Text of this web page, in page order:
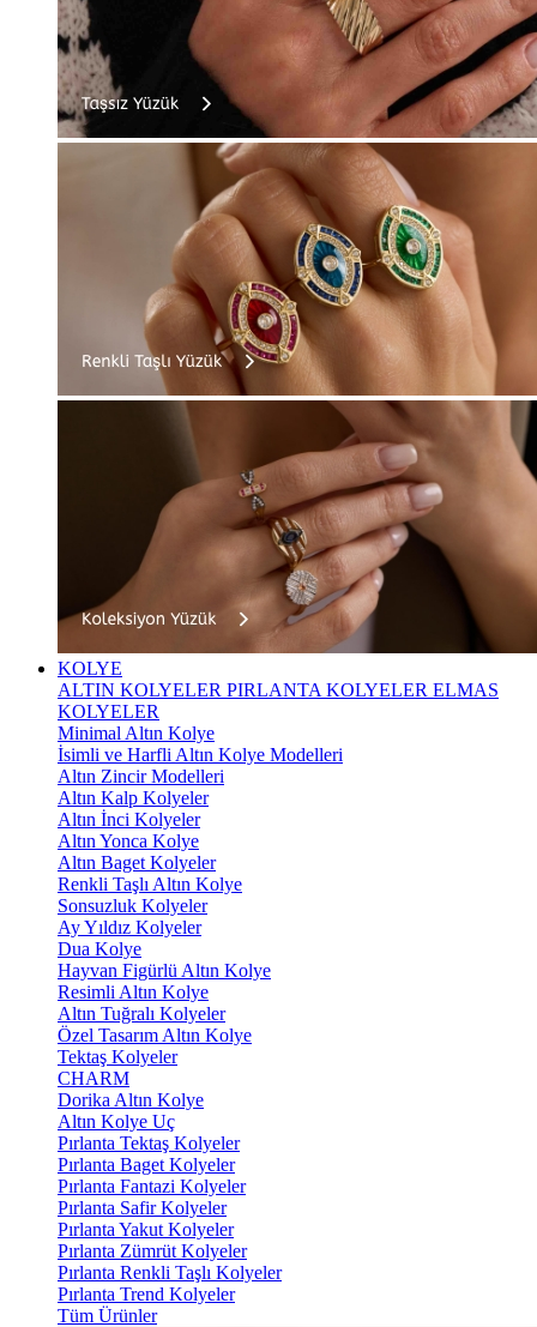
KOLYE
ALTIN KOLYELER PIRLANTA KOLYELER ELMAS
KOLYELER
Minimal Altın Kolye
İsimli ve Harfli Altın Kolye Modelleri
Altın Zincir Modelleri
Altın Kalp Kolyeler
Altın İnci Kolyeler
Altın Yonca Kolye
Altın Baget Kolyeler
Renkli Taşlı Altın Kolye
Sonsuzluk Kolyeler
Ay Yıldız Kolyeler
Dua Kolye
Hayvan Figürlü Altın Kolye
Resimli Altın Kolye
Altın Tuğralı Kolyeler
Özel Tasarım Altın Kolye
Tektaş Kolyeler
CHARM
Dorika Altın Kolye
Altın Kolye Uç
Pırlanta Tektaş Kolyeler
Pırlanta Baget Kolyeler
Pırlanta Fantazi Kolyeler
Pırlanta Safir Kolyeler
Pırlanta Yakut Kolyeler
Pırlanta Zümrüt Kolyeler
Pırlanta Renkli Taşlı Kolyeler
Pırlanta Trend Kolyeler
Tüm Ürünler